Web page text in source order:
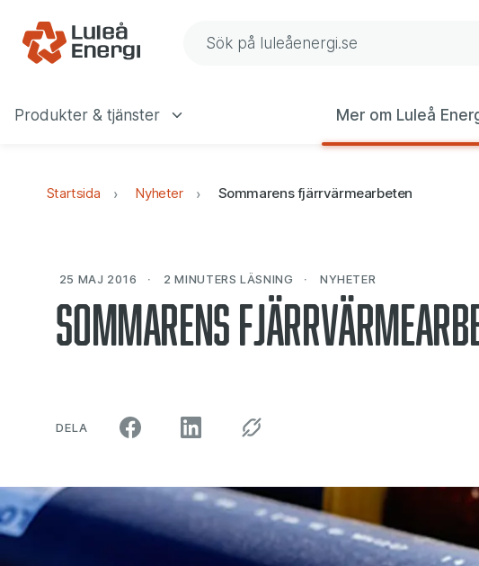
Gå till navigering
Gå till innehåll Sök på Luleå Energis webbplats
Huvudmeny
Produkter & tjänster Mer om Luleå
Startsida Nyheter Sommarens fjärrvärmearbeten
25 MAJ 2016 2 MINUTERS LÄSNING NYHETER
Sommarens
DELA ARTIKELN PÅ SOCIALA MEDIER"